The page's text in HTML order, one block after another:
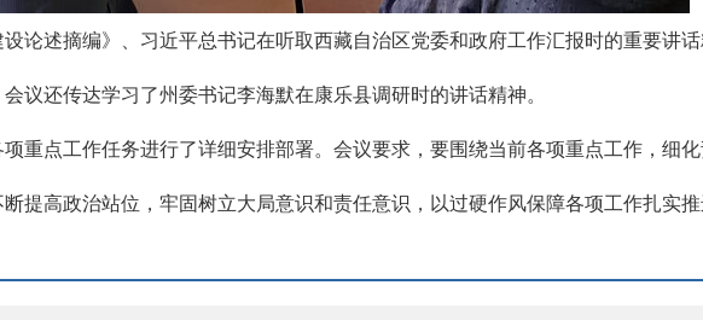
论述摘编》、习近平总书记在听取西藏自治区党委和政府工作汇报时的重要讲
议还传达学习了州委书记李海默在康乐县调研时的讲话精神。
重点工作任务进行了详细安排部署。会议要求，要围绕当前各项重点工作，细
提高政治站位，牢固树立大局意识和责任意识，以过硬作风保障各项工作扎实推